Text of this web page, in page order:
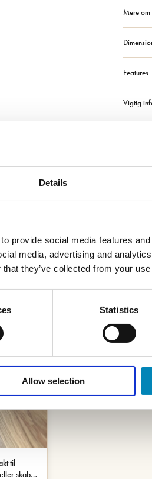
Details
provide social media features
media, advertising and
they’ve collected from your
Statistics
Allow selection
Mere
Features
Vigtig
til
skab -